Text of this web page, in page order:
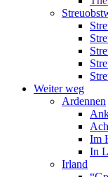
Weiter weg
Ardennen
Im
In
Irland